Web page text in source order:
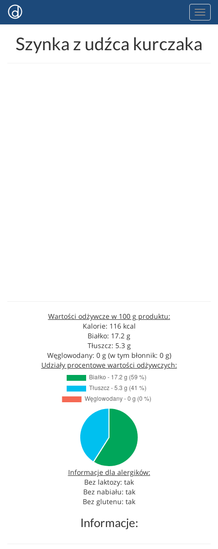
Szynka z udźca kurczaka
Wartości odżywcze w 100 g produktu:
Kalorie: 116 kcal
Białko: 17.2 g
Tłuszcz: 5.3 g
Węglowodany: 0 g (w tym błonnik: 0 g)
Udziały procentowe wartości odżywczych:
Informacje dla alergików:
Bez laktozy: tak
Bez nabiału: tak
Bez glutenu: tak
Informacje: